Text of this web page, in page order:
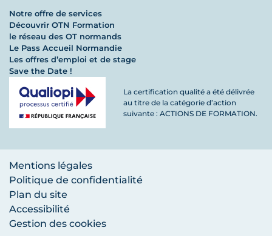
Notre offre de services
Découvrir OTN Formation
le réseau des OT normands
Le Pass Accueil Normandie
Les offres d’emploi et de stage
Save the Date !
La certification qualité a été délivrée
au titre de la catégorie d’action
suivante : ACTIONS DE FORMATION.
Mentions légales
Politique de confidentialité
Plan du site
Accessibilité
Gestion des cookies